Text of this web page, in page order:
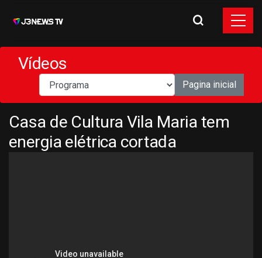
Vídeos
Pagina inicial
Casa de Cultura Vila Maria tem
energia elétrica cortada